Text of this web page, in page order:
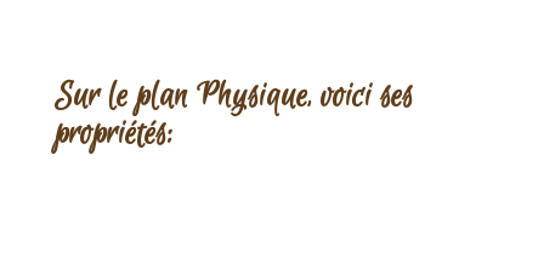
Sur le plan Physique, voici ses
propriétés: